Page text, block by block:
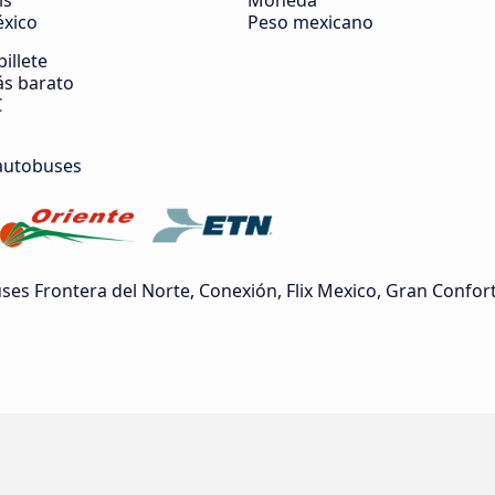
Peso mexicano
barato
Frontera del Norte, Conexión, Flix Mexico, Gran